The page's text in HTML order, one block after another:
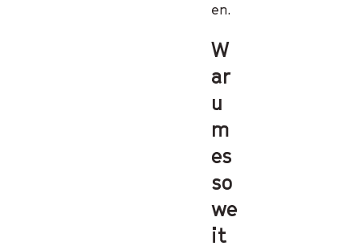
en.
W
ar
u
m
es
so
we
it